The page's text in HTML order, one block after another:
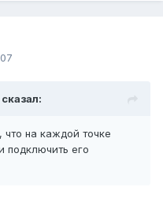
что на каждой точке
подключить его